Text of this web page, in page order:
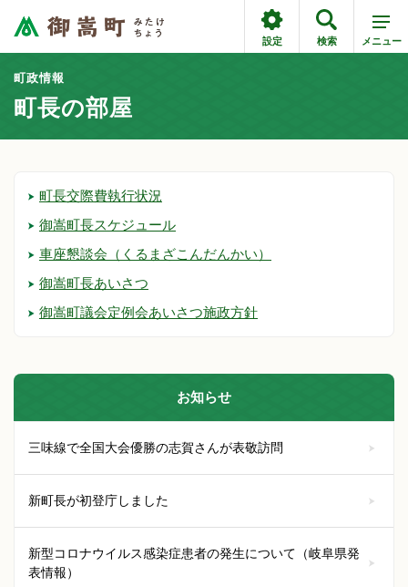
設定 検索 メニュー
町政情報
町長の部屋
町長交際費執行状況
御嵩町長スケジュール
車座懇談会（くるまざこんだんかい）
御嵩町長あいさつ
御嵩町議会定例会あいさつ施政方針
お知らせ
三味線で全国大会優勝の志賀さんが表敬訪問
新町長が初登庁しました
新型コロナウイルス感染症患者の発生について（岐阜県発
表情報）